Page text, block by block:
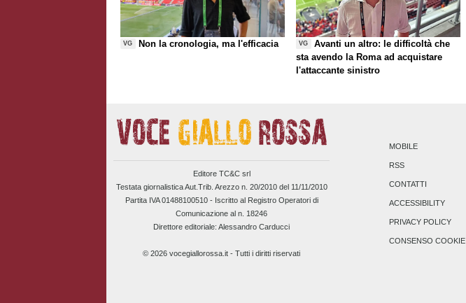
VG Non la cronologia, ma l'efficacia VG
Avanti un altro: le difficoltà che
sta avendo la Roma ad acquistare
l'attaccante sinistro
Editore TC&C srl
Testata giornalistica Aut.Trib. Arezzo n. 20/2010 del 11/11/2010
Partita IVA 01488100510 - Iscritto al Registro Operatori di
Comunicazione al n. 18246
Direttore editoriale: Alessandro Carducci
© 2026 vocegiallorossa.it - Tutti i diritti riservati
MOBILE
RSS
CONTATTI
ACCESSIBILITY
PRIVACY POLICY
CONSENSO COOKIE